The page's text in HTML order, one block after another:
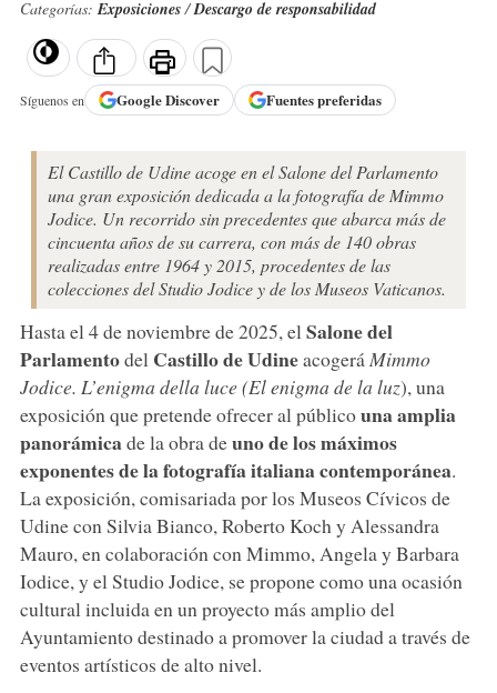
Categorías:Exposiciones/Descargo de responsabilidad
Síguenos en GoogleDiscover Fuentes preferidas
El Castillo de Udine acoge en el Salone del Parlamento
una gran exposición dedicada a la fotografía de Mimmo
Jodice. Un recorrido sin precedentes que abarca más de
cincuenta años de su carrera, con más de 140 obras
realizadas entre 1964 y 2015, procedentes de las
colecciones del Studio Jodice y de los Museos Vaticanos.
Hasta el 4 de noviembre de 2025, el Salone del
ParlamentodelCastillo de Udineacogerá Mimmo
Jodice. L’enigma della luce (El enigma de la luz), una
exposición que pretende ofrecer al públicouna amplia
panorámicade la obra deuno de los máximos
exponentes de la fotografía italiana contemporánea.
La exposición, comisariada por los Museos Cívicos de
Udine con Silvia Bianco, Roberto Koch y Alessandra
Mauro, en colaboración con Mimmo, Angela y Barbara
Iodice, y el Studio Jodice, se propone como una ocasión
cultural incluida en un proyecto más amplio del
Ayuntamiento destinado a promover la ciudad a través de
eventos artísticos de alto nivel.